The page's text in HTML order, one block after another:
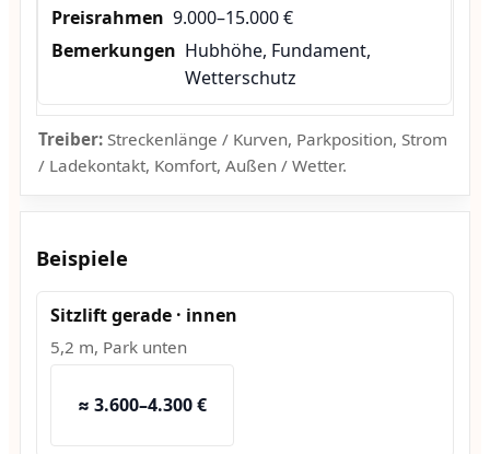
9.000–15.000 €
Hubhöhe, Fundament,
Wetterschutz
Treiber:Streckenlänge / Kurven, Parkposition, Strom
/ Ladekontakt, Komfort, Außen / Wetter.
Beispiele
Sitzlift gerade · innen
5,2 m, Park unten
≈ 3.600–4.300 €